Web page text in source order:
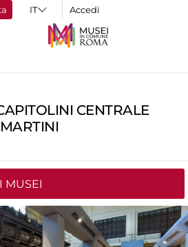
Accedi
CENTRALE
MUSEI